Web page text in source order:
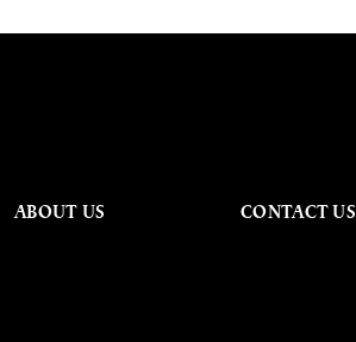
ABOUT US CONTACT US